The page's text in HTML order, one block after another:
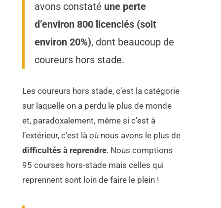
avons constaté une perte
d’environ 800 licenciés (soit
environ 20%), dont beaucoup de
coureurs hors stade.
Les coureurs hors stade, c’est la catégorie
sur laquelle on a perdu le plus de monde
et, paradoxalement, même si c’est à
l’extérieur, c’est là où nous avons le plus de
difficultés à reprendre. Nous comptions
95 courses hors-stade mais celles qui
reprennent sont loin de faire le plein !